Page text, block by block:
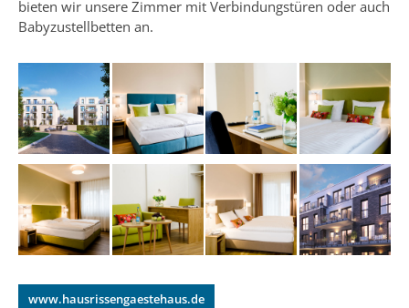
bieten wir unsere Zimmer mit Verbindungstüren oder auch
Babyzustellbetten an.
www.hausrissengaestehaus.de